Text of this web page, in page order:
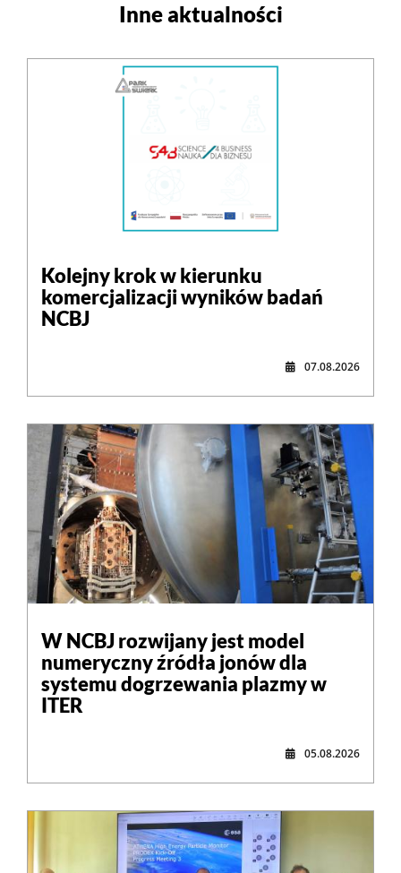
Inne aktualności
Kolejny krok w kierunku
komercjalizacji wyników badań
NCBJ
07.08.2026
W NCBJ rozwijany jest model
numeryczny źródła jonów dla
systemu dogrzewania plazmy w
ITER
05.08.2026